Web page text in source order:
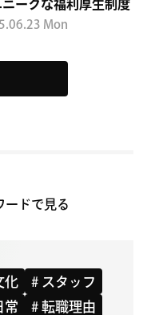
ニークな福利厚生制度
Mon
ードで見る
化
# スタッフ
常
# 転職理由